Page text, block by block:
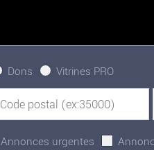
Dons Vitrines PRO
Annonces urgentes